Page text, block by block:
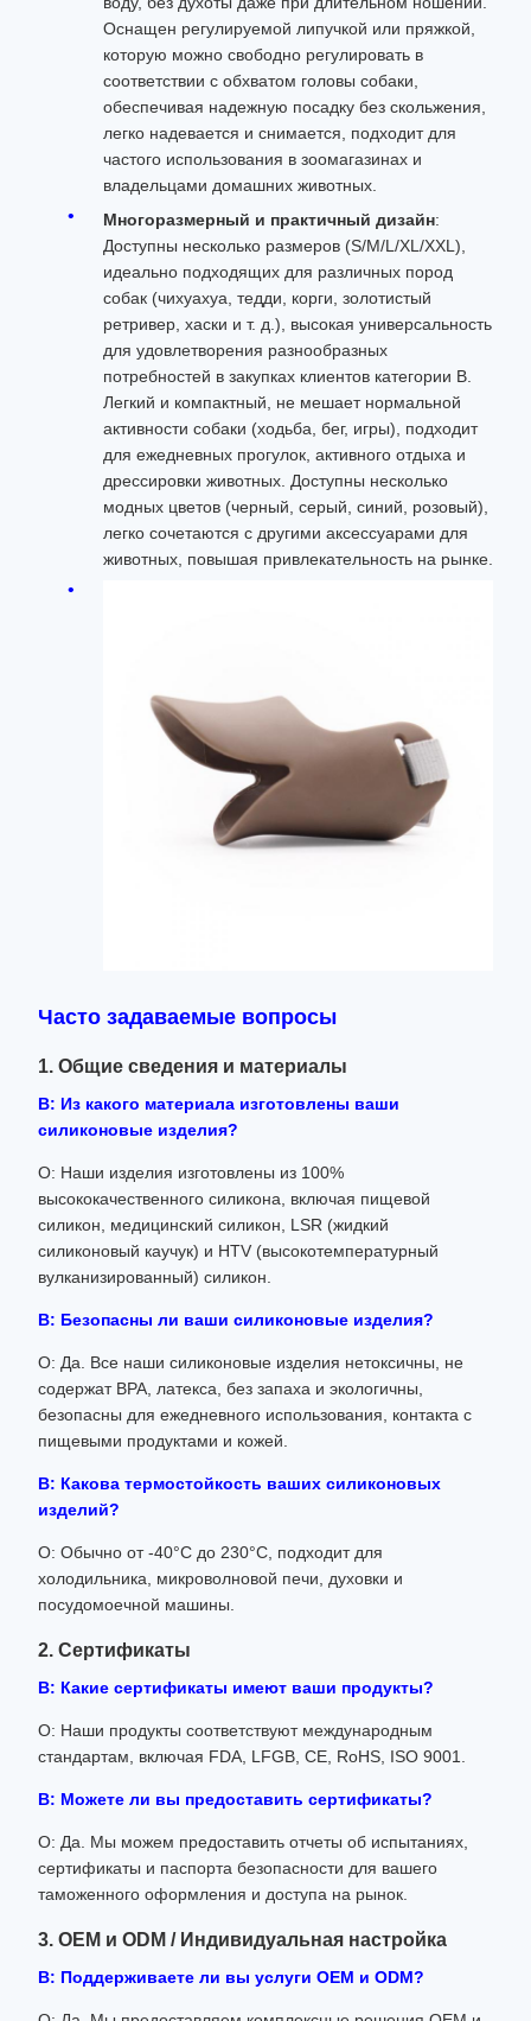
Оснащен регулируемой липучкой или пряжкой,
которую можно свободно регулировать в
соответствии с обхватом головы собаки,
обеспечивая надежную посадку без скольжения,
легко надевается и снимается, подходит для
частого использования в зоомагазинах и
владельцами домашних животных.
Многоразмерный и практичный дизайн:
Доступны несколько размеров (S/M/L/XL/XXL),
идеально подходящих для различных пород
собак (чихуахуа, тедди, корги, золотистый
ретривер, хаски и т. д.), высокая универсальность
для удовлетворения разнообразных
потребностей в закупках клиентов категории B.
Легкий и компактный, не мешает нормальной
активности собаки (ходьба, бег, игры), подходит
для ежедневных прогулок, активного отдыха и
дрессировки животных. Доступны несколько
модных цветов (черный, серый, синий, розовый),
легко сочетаются с другими аксессуарами для
животных, повышая привлекательность на рынке.
Часто задаваемые вопросы
1. Общие сведения и материалы
В: Из какого материала изготовлены ваши
силиконовые изделия?
О: Наши изделия изготовлены из 100%
высококачественного силикона, включая пищевой
силикон, медицинский силикон, LSR (жидкий
силиконовый каучук) и HTV (высокотемпературный
вулканизированный) силикон.
В: Безопасны ли ваши силиконовые изделия?
О: Да. Все наши силиконовые изделия нетоксичны, не
содержат BPA, латекса, без запаха и экологичны,
безопасны для ежедневного использования, контакта с
пищевыми продуктами и кожей.
В: Какова термостойкость ваших силиконовых
изделий?
О: Обычно от -40°C до 230°C, подходит для
холодильника, микроволновой печи, духовки и
посудомоечной машины.
2. Сертификаты
В: Какие сертификаты имеют ваши продукты?
О: Наши продукты соответствуют международным
стандартам, включая FDA, LFGB, CE, RoHS, ISO 9001.
В: Можете ли вы предоставить сертификаты?
О: Да. Мы можем предоставить отчеты об испытаниях,
сертификаты и паспорта безопасности для вашего
таможенного оформления и доступа на рынок.
3. OEM и ODM / Индивидуальная настройка
В: Поддерживаете ли вы услуги OEM и ODM?